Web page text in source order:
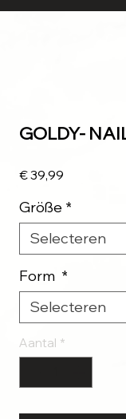
GOLDY-
€ 39,99
Größe *
Selecteren
Form *
Selecteren
Aantal *